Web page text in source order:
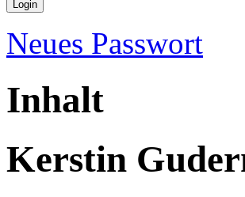
Neues Passwort
Inhalt
Kerstin